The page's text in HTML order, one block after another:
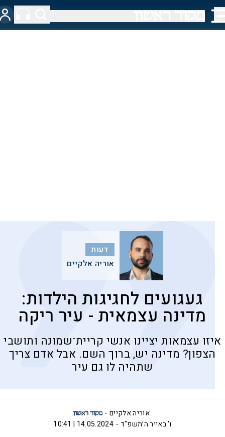
דעות
אוריה אלקיים
געגועים לחגיגות הילדות:
מדינה עצמאית - עיר ריקה
איזו עצמאות יציינו אנשי קריית־שמונה ותושבי
הצפון? מדינה יש, ברוך השם. אבל אדם צריך
שתהיה לו גם עיר
אוריה אלקיים
ו' באייר ה׳תשפ"ד
14.05.2024 | 10:41